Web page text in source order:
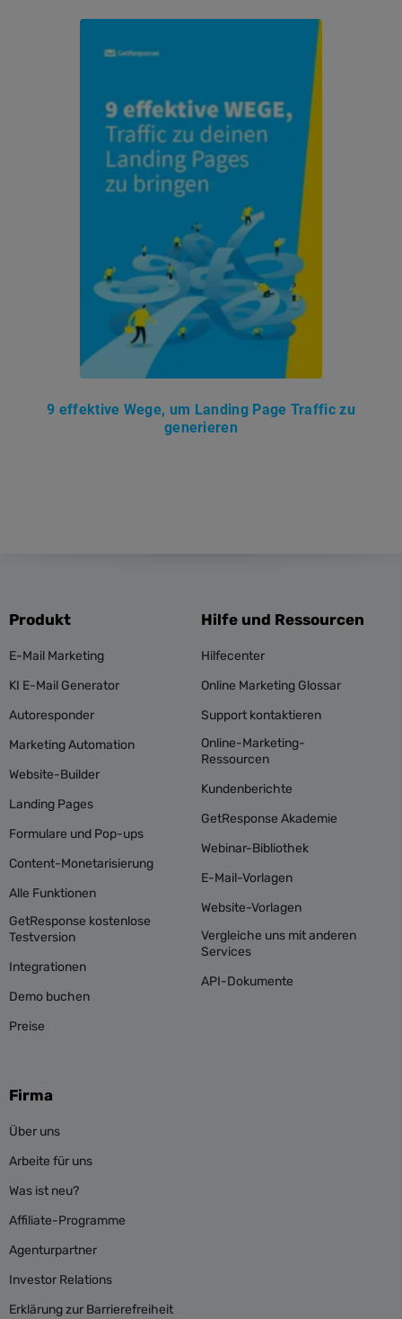
9 effektive Wege, um Landing Page Traffic zu
generieren
Produkt
E-Mail Marketing
KI E-Mail Generator
Autoresponder
Marketing Automation
Website-Builder
Landing Pages
Formulare und Pop-ups
Content-Monetarisierung
Alle Funktionen
GetResponse kostenlose
Testversion
Integrationen
Demo buchen
Preise
Hilfe und Ressourcen
Hilfecenter
Online Marketing Glossar
Support kontaktieren
Online-Marketing-
Ressourcen
Kundenberichte
GetResponse Akademie
Webinar-Bibliothek
E-Mail-Vorlagen
Website-Vorlagen
Vergleiche uns mit anderen
Services
API-Dokumente
Firma
Über uns
Arbeite für uns
Was ist neu?
Affiliate-Programme
Agenturpartner
Investor Relations
Erklärung zur Barrierefreiheit